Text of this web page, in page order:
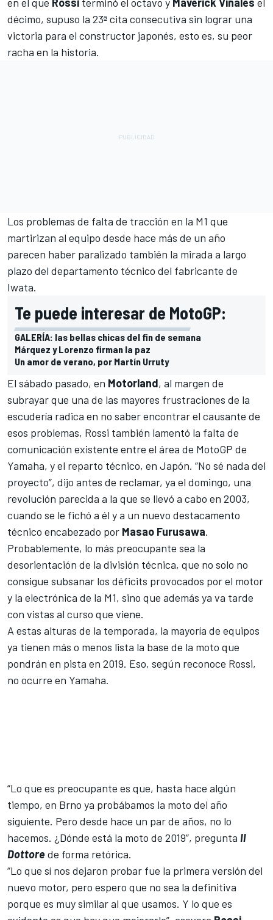
décimo, supuso la 23ª cita consecutiva sin lograr una
victoria para el constructor japonés, esto es, su peor
racha en la historia.
Los problemas de falta de tracción en la M1 que
martirizan al equipo desde hace más de un año
parecen haber paralizado también la mirada a largo
plazo del departamento técnico del fabricante de
Iwata.
Te puede interesar de MotoGP:
GALERÍA: las bellas chicas del fin de semana
Márquez y Lorenzo firman la paz
Un amor de verano, por Martín Urruty
El sábado pasado, en Motorland, al margen de
subrayar que una de las mayores frustraciones de la
escudería radica en no saber encontrar el causante de
esos problemas, Rossi también lamentó la falta de
comunicación existente entre el área de MotoGP de
Yamaha, y el reparto técnico, en Japón. “No sé nada del
proyecto”, dijo antes de reclamar, ya el domingo, una
revolución parecida a la que se llevó a cabo en 2003,
cuando se le fichó a él y a un nuevo destacamento
técnico encabezado por Masao Furusawa.
Probablemente, lo más preocupante sea la
desorientación de la división técnica, que no solo no
consigue subsanar los déficits provocados por el motor
y la electrónica de la M1, sino que además ya va tarde
con vistas al curso que viene.
A estas alturas de la temporada, la mayoría de equipos
ya tienen más o menos lista la base de la moto que
pondrán en pista en 2019. Eso, según reconoce Rossi,
no ocurre en Yamaha.
“Lo que es preocupante es que, hasta hace algún
tiempo, en Brno ya probábamos la moto del año
siguiente. Pero desde hace un par de años, no lo
hacemos. ¿Dónde está la moto de 2019”, pregunta Il
Dottorede forma retórica.
“Lo que sí nos dejaron probar fue la primera versión del
nuevo motor, pero espero que no sea la definitiva
porque es muy similar al que usamos. Y lo que es